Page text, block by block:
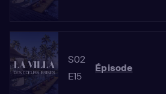
S02
E15
Épisode